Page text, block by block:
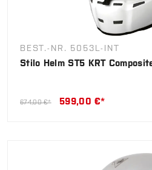
BEST.-NR. 5053L-INT
Stilo Helm ST5 KRT
674,00 €* 599,00 €*